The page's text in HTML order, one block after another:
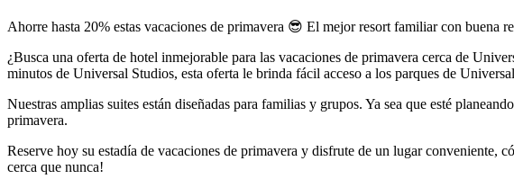
Ahorre hasta 20% estas vacaciones de primavera 😎 El mejor resort familiar con buena
¿Busca una oferta de hotel inmejorable para las vacaciones de primavera cerca de
minutos de Universal Studios, esta oferta le brinda fácil acceso a los parques de
Nuestras amplias suites están diseñadas para familias y grupos. Ya sea que esté
primavera.
Reserve hoy su estadía de vacaciones de primavera y disfrute de un lugar conveniente,
cerca que nunca!